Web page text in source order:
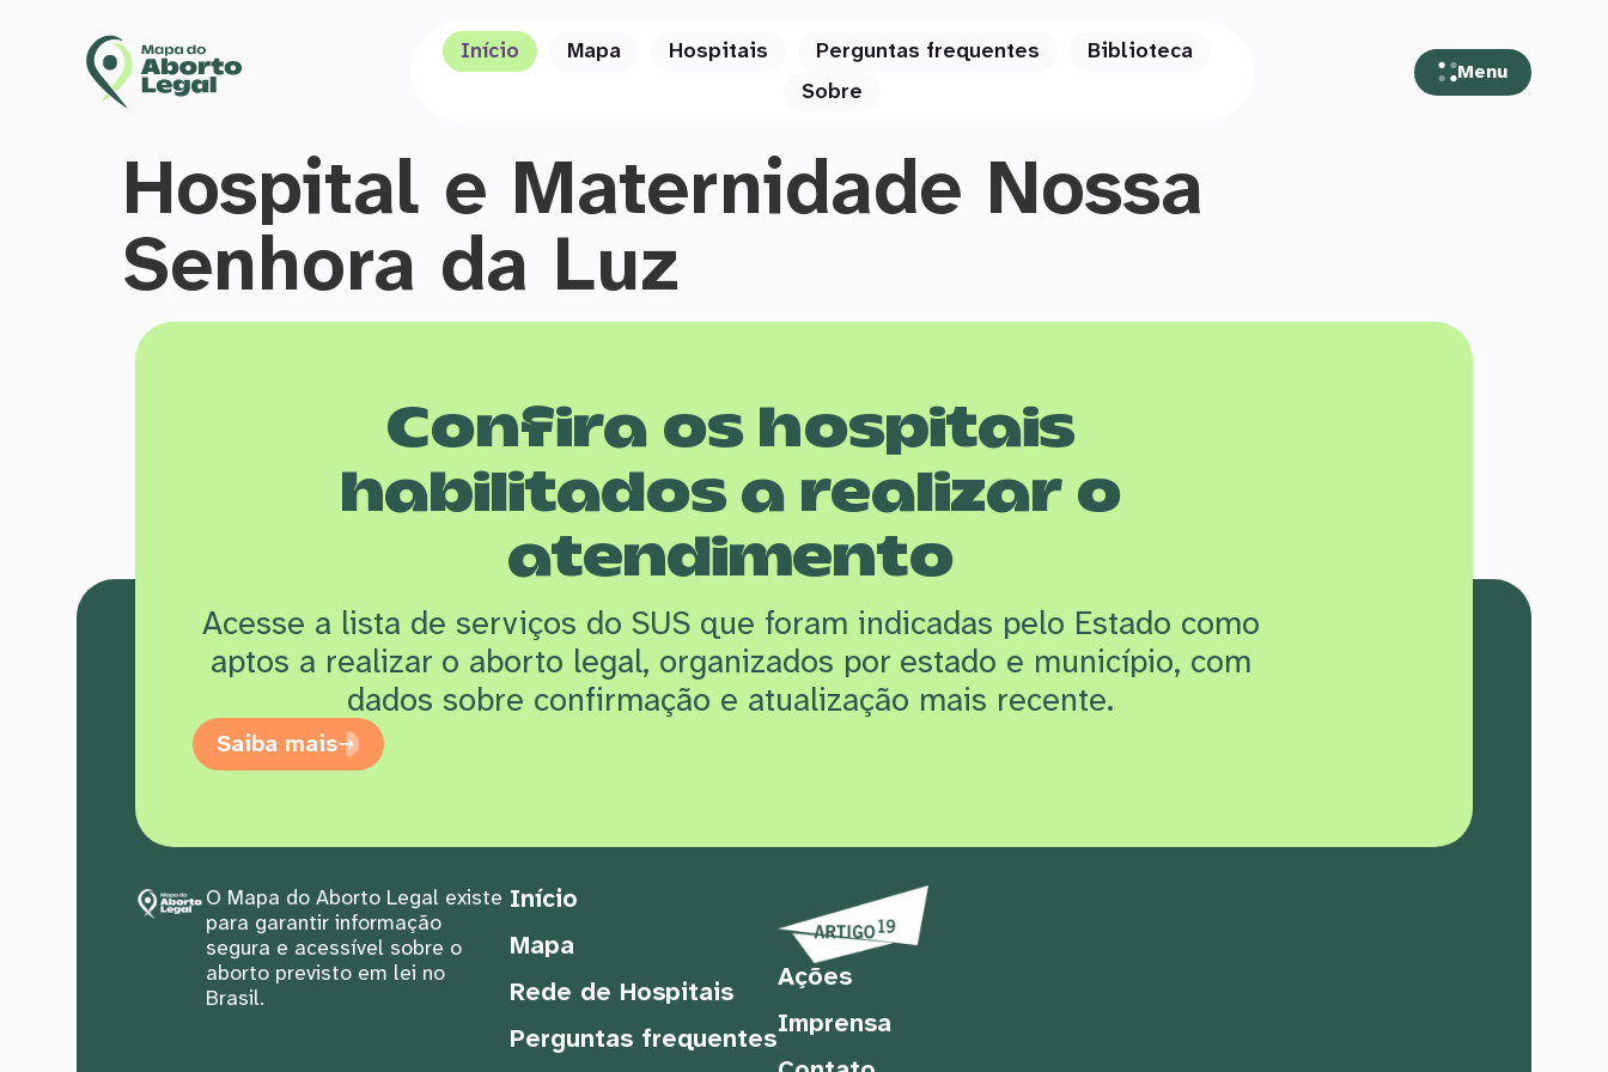
Início Mapa Hospitais Perguntas frequentes
Biblioteca
Sobre
Menu
Hospital e Maternidade Nossa
Senhora da Luz
Confira os hospitais
habilitados a realizar o
atendimento
Acesse a lista de serviços do SUS que foram indicadas pelo Estado como
aptos a realizar o aborto legal, organizados por estado e município, com
dados sobre confirmação e atualização mais recente.
Saiba mais
O Mapa do Aborto Legal existe
para garantir informação
segura e acessível sobre o
aborto previsto em lei no
Brasil.
Início
Mapa
Rede de Hospitais
Perguntas frequentes
Ações
Imprensa